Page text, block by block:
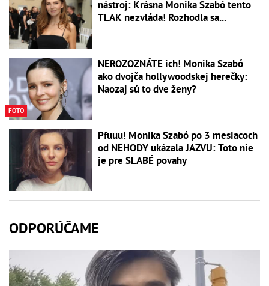
nástroj: Krásna Monika Szabó tento
TLAK nezvláda! Rozhodla sa...
FOTO
NEROZOZNÁTE ich! Monika Szabó
ako dvojča hollywoodskej herečky:
Naozaj sú to dve ženy?
Pfuuu! Monika Szabó po 3 mesiacoch
od NEHODY ukázala JAZVU: Toto nie
je pre SLABÉ povahy
ODPORÚČAME